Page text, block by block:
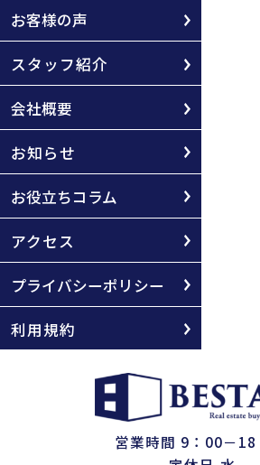
お客様の声
スタッフ紹介
会社概要
お知らせ
お役立ちコラム
アクセス
プライバシーポリシー
利用規約
営業時間 9：00－